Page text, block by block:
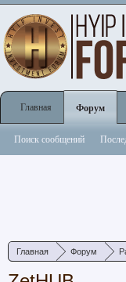
Главная Форум
Главная Форум
Поиск сообщений